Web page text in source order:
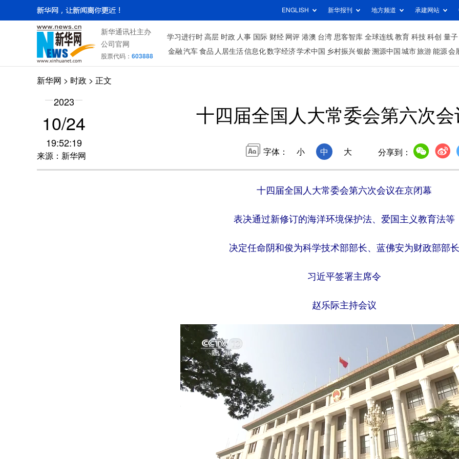
ENGLISH 新华报刊 地方频道 承建网站
新华通讯社主办
公司官网
股票代码： 603888
学习进行时 高层 时政 人事 国际 财经 网评 港澳 台湾 思客智库 全球连线 教育 科技 科创 量子
金融 汽车 食品 人居生活信息化数字经济学术中国 乡村振兴银龄溯源中国 城市旅游 能源 会
新华网 > 时政 > 正文
2023
10/24
19:52:19
来源：新华网
十四届全国人大常委会第六次
字体： 小 中 大 分享到：
十四届全国人大常委会第六次会议在京闭幕
表决通过新修订的海洋环境保护法、爱国主义教育法等
决定任命阴和俊为科学技术部部长、蓝佛安为财政部部长
习近平签署主席令
赵乐际主持会议